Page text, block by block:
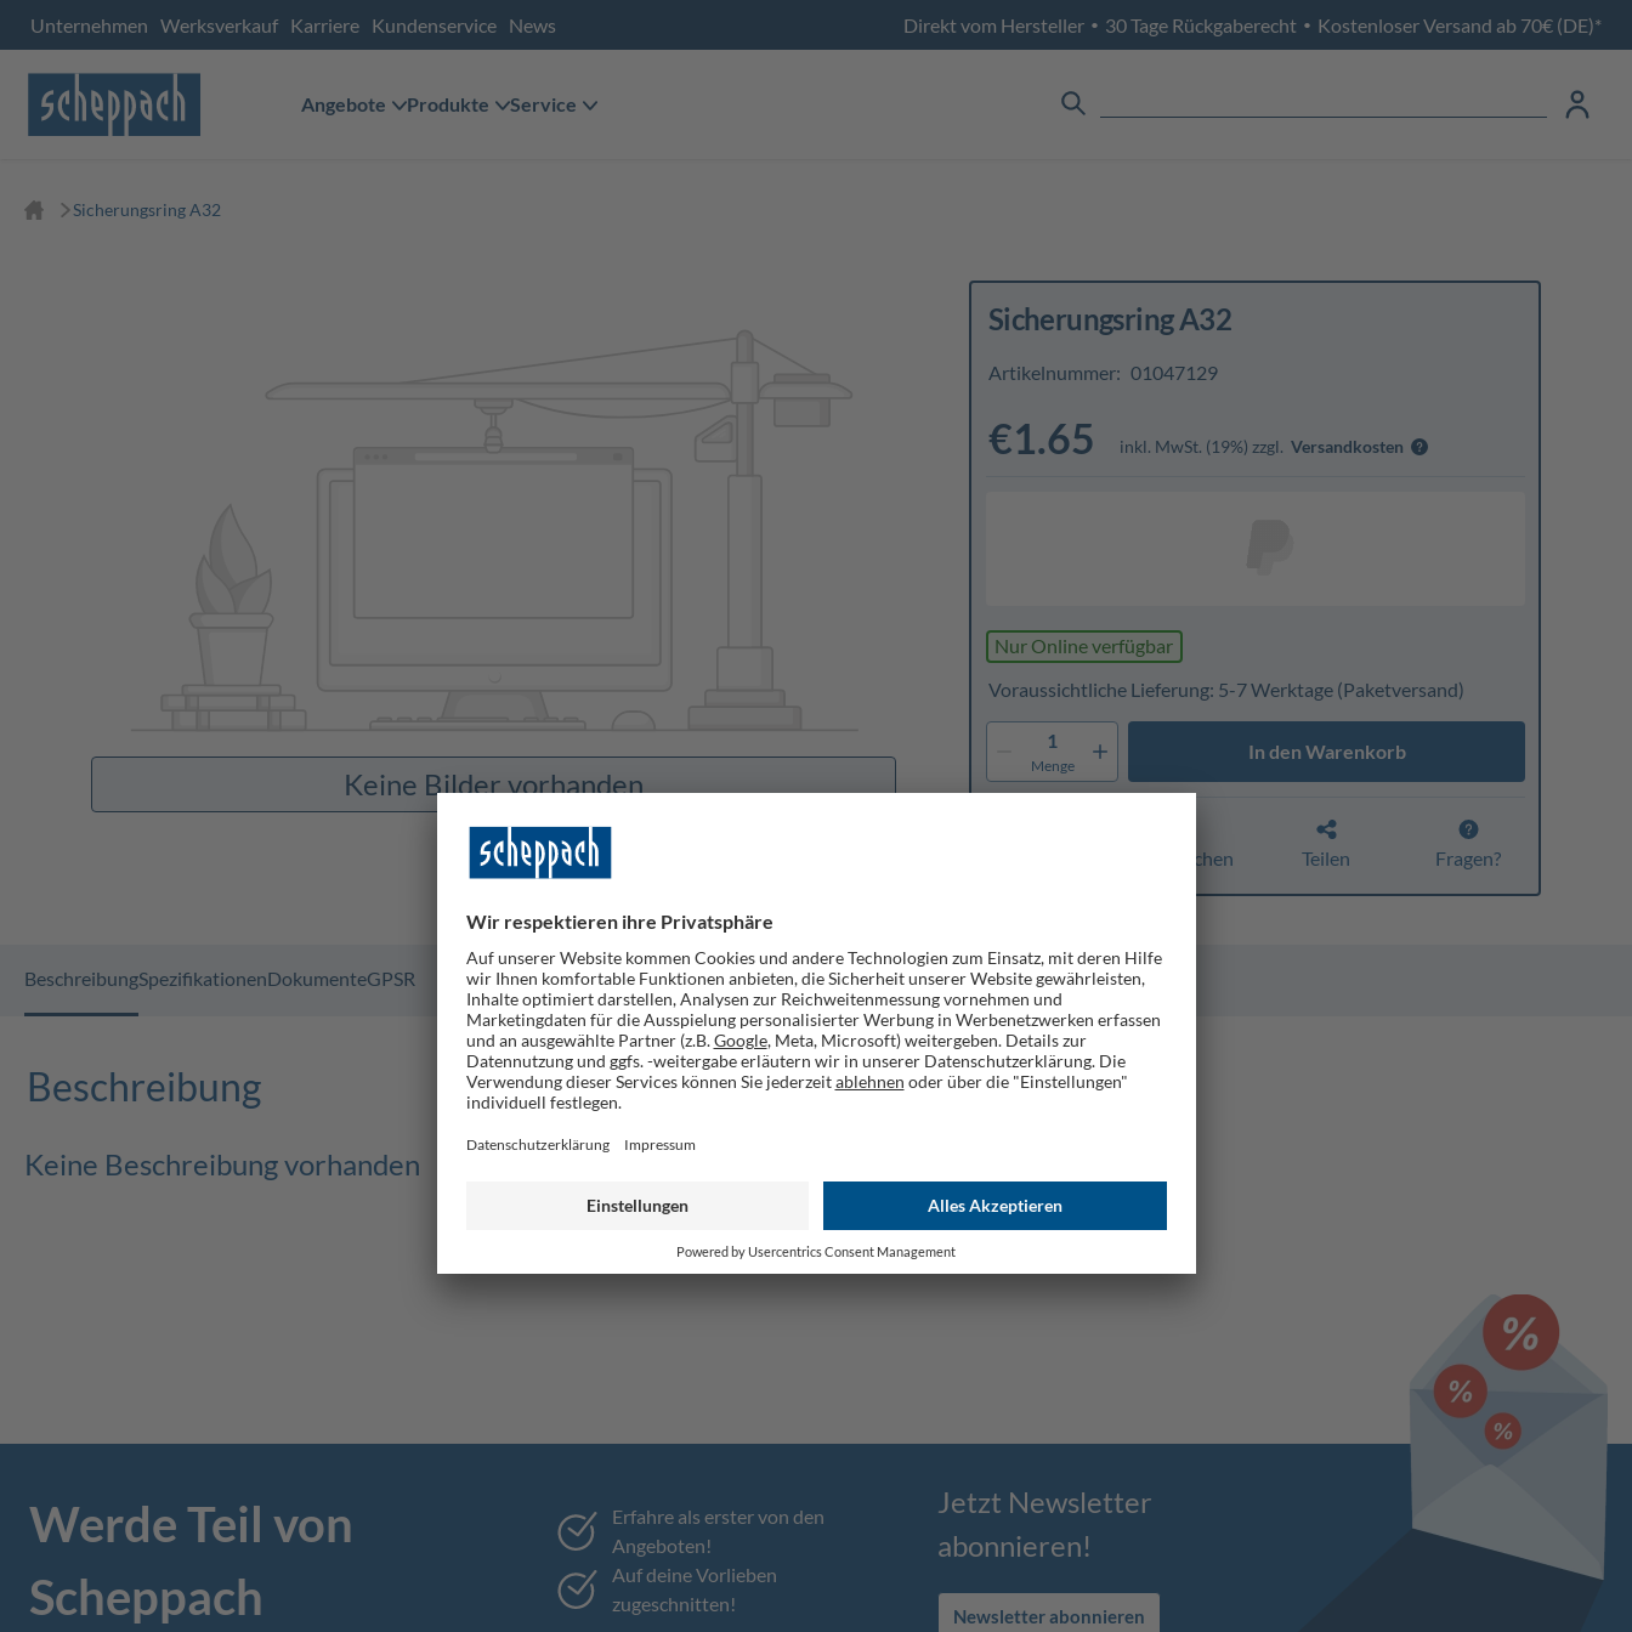
Unternehmen Werksverkauf Karriere Kundenservice News Direkt vom Hersteller • 30 Tage Rückgaberecht • Kostenloser Versand ab 70€ (DE)*
Angebote Produkte Service
Sicherungsring A32
Keine Bilder vorhanden
Sicherungsring A32
Artikelnummer: 01047129
€1.65 inkl. MwSt. (19%) zzgl. Versandkosten
Nur Online verfügbar
Voraussichtliche Lieferung: 5-7 Werktage(Paketversand)
1
Menge
In den Warenkorb
Vergleichen Teilen Fragen?
BeschreibungSpezifikationenDokumenteGPSR
Beschreibung
Keine Beschreibung vorhanden
Werde Teil von
Scheppach
Erfahre als erster von den
Angeboten!
Auf deine Vorlieben
zugeschnitten!
Jetzt Newsletter
abonnieren!
Newsletter abonnieren